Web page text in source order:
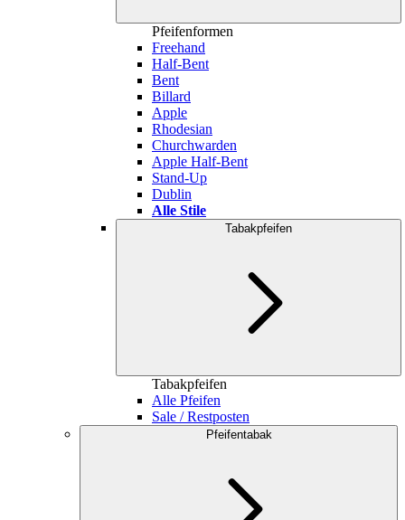
Pfeifenformen
Freehand
Half-Bent
Bent
Billard
Apple
Rhodesian
Churchwarden
Apple Half-Bent
Stand-Up
Dublin
Alle Stile
Tabakpfeifen
Tabakpfeifen
Alle Pfeifen
Sale / Restposten
Pfeifentabak